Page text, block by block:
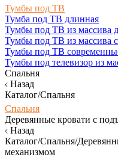
Тумбы под ТВ
Тумба под ТВ длинная
Тумбы под ТВ из массива
Тумбы под ТВ из массива
Тумбы под ТВ
Тумбы под телевизор из
Спальня
Назад
Каталог/Спальня
Спальня
Деревянные кровати с
Назад
Каталог/Спальня/
механизмом